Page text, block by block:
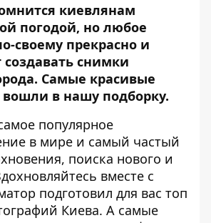
киевлянам
погодой, но любое
своему прекрасно и
создавать снимки
Самые красивые
в нашу подборку.
популярное
в мире и самый частый
поиска нового и
вместе с
подготовил для вас топ
Киева. А самые